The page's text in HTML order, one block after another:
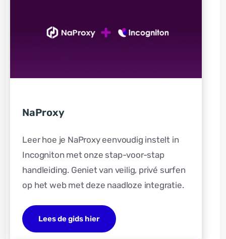
NaProxy
Leer hoe je NaProxy eenvoudig instelt in
Incogniton met onze stap-voor-stap
handleiding. Geniet van veilig, privé surfen
op het web met deze naadloze integratie.
Lees de gids hier